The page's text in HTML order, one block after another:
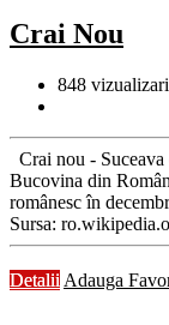
Crai Nou
848 vizualizari
Crai nou -
Bucovina din
românesc în
Sursa:
Detalii Adauga